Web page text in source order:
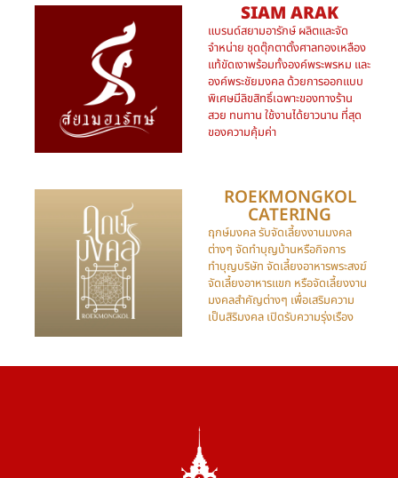
SIAM ARAK
แบรนด์สยามอารักษ์ ผลิตและจัด
จำหน่าย ชุดตุ๊กตาตั้งศาลทองเหลือง
แท้ขัดเงาพร้อมทั้งองค์พระพรหม และ
องค์พระชัยมงคล ด้วยการออกแบบ
พิเศษมีลิขสิทธิ์เฉพาะของทางร้าน
สวย ทนทาน ใช้งานได้ยาวนาน ที่สุด
ของความคุ้มค่า
ROEKMONGKOL
CATERING​
ฤกษ์มงคล รับจัดเลี้ยงงานมงคล
ต่างๆ จัดทำบุญบ้านหรือกิจการ
ทำบุญบริษัท จัดเลี้ยงอาหารพระสงฆ์
จัดเลี้ยงอาหารแขก หรือจัดเลี้ยงงาน
มงคลสำคัญต่างๆ เพื่อเสริมความ
เป็นสิริมงคล เปิดรับความรุ่งเรือง